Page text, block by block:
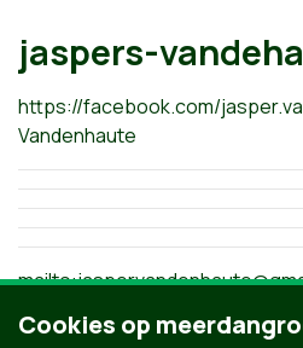
jaspers-
https://facebook.com/
Vandenhaute
mailto:
Cookies op